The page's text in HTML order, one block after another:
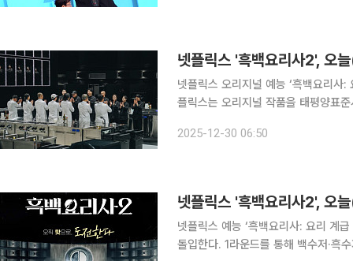
넷플릭스 '흑백요리사2', 오
넷플릭스 오리지널 예능 ‘흑백요리사
플릭스는 오리지널 작품을 태평양표
되지 않을 경우에는 앱을 다시 실행하
2025-12-30 06:50
넷플릭스 '흑백요리사2', 오
넷플릭스 예능 ‘흑백요리사: 요리 계
돌입한다. 1라운드를 통해 백수저·흑